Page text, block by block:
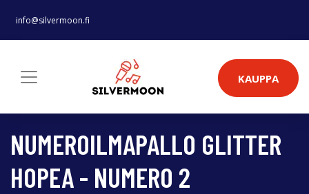
info@silvermoon.fi
KAUPPA
NUMEROILMAPALLO GLITTER
HOPEA - NUMERO 2